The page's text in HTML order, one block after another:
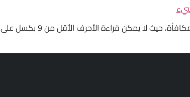
وأخيراً، إنني أشتكي من